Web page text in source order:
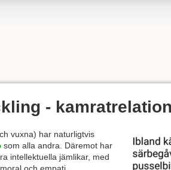
-
vuxna) har naturligtvis
som alla andra. Däremot har
intellektuella jämlikar, med